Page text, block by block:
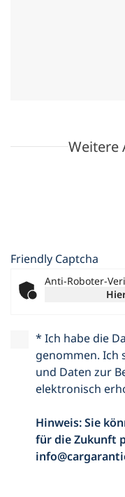
Weitere
CarGarantie-
Firma
Friendly Captcha
Anti-Roboter-
* Ich habe die
genommen. Ich
und Daten zur
elektronisch
Hinweis: Sie
für die Zukunft